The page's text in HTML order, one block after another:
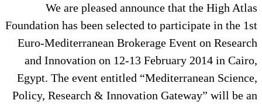
We are pleased announce that the High Atlas
Foundation has been selected to participate in the 1st
Euro-Mediterranean Brokerage Event on Research
and Innovation on 12-13 February 2014 in Cairo,
Egypt. The event entitled “Mediterranean Science,
Policy, Research & Innovation Gateway” will be an